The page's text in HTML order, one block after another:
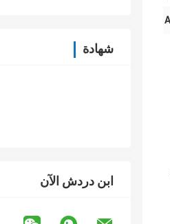
شهادة
ابن دردش الآن